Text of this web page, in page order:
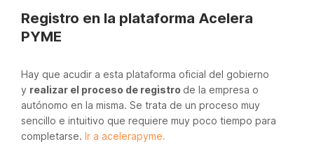
Registro en la plataforma Acelera
PYME
Hay que acudir a esta plataforma oficial del gobierno
y realizar el proceso de registro de la empresa o
autónomo en la misma. Se trata de un proceso muy
sencillo e intuitivo que requiere muy poco tiempo para
completarse. Ir a acelerapyme.